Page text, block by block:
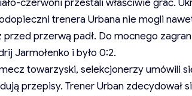
czerwoni przestali właściwie grać.
trenera Urbana nie mogli
przerwą padł. Do mocnego
Jarmołenko i było 0:2.
towarzyski, selekcjonerzy umówili
przepisy. Trener Urban zdecydował